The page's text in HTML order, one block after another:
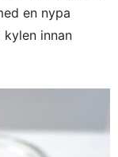
en nypa
innan